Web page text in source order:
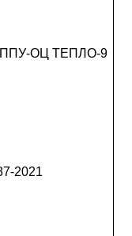
ОЦ ТЕПЛО-9
2021